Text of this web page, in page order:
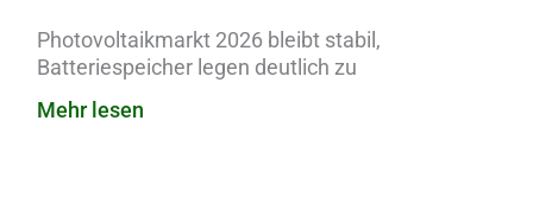
Photovoltaikmarkt 2026 bleibt stabil,
Batteriespeicher legen deutlich zu
Mehr lesen